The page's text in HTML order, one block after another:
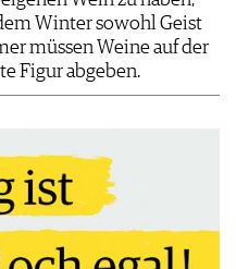
Winter sowohl Geist
müssen Weine auf der
Figur abgeben.